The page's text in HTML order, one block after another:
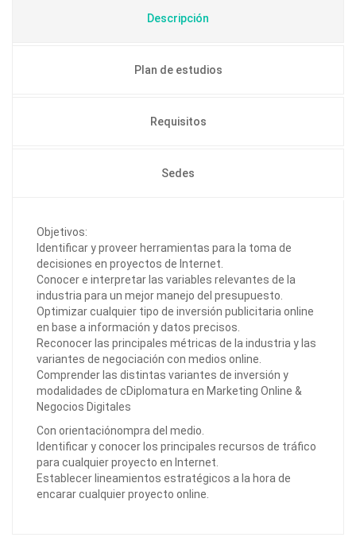
Descripción
Plan de estudios
Requisitos
Sedes
Objetivos:
Identificar y proveer herramientas para la toma de
decisiones en proyectos de Internet.
Conocer e interpretar las variables relevantes de la
industria para un mejor manejo del presupuesto.
Optimizar cualquier tipo de inversión publicitaria online
en base a información y datos precisos.
Reconocer las principales métricas de la industria y las
variantes de negociación con medios online.
Comprender las distintas variantes de inversión y
modalidades de cDiplomatura en Marketing Online &
Negocios Digitales
Con orientaciónompra del medio.
Identificar y conocer los principales recursos de tráfico
para cualquier proyecto en Internet.
Establecer lineamientos estratégicos a la hora de
encarar cualquier proyecto online.